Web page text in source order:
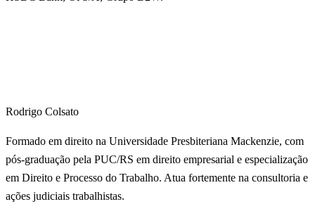
Rodrigo Colsato
Formado em direito na Universidade Presbiteriana Mackenzie, com
pós-graduação pela PUC/RS em direito empresarial e especialização
em Direito e Processo do Trabalho. Atua fortemente na consultoria e
ações judiciais trabalhistas.